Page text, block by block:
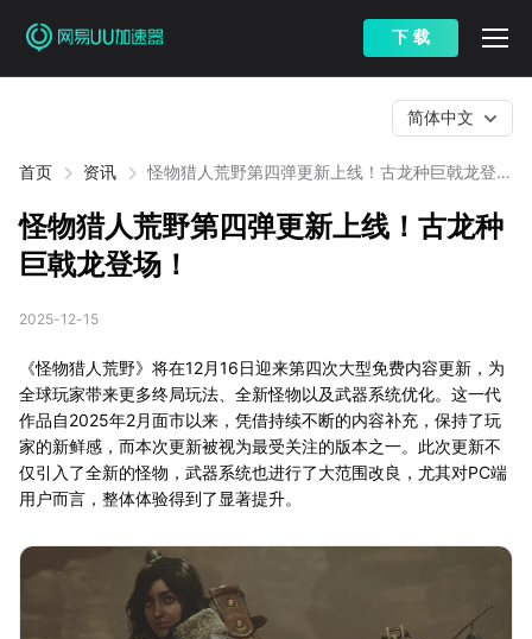
下 载
首页 资讯
怪物猎人荒野第四弹更新上线！古龙种巨戟龙登
简体中文
怪物猎人荒野第四弹更新上线！古龙种
巨戟龙登场！
2025-12-15
《怪物猎人荒野》将在12月16日迎来第四次大型免费内容更新，为
全球玩家带来更多终局玩法、全新怪物以及武器系统优化。这一代
作品自2025年2月面市以来，凭借持续不断的内容补充，保持了玩
家的新鲜感，而本次更新被视为最受关注的版本之一。此次更新不
仅引入了全新的怪物，武器系统也进行了大范围改良，尤其对PC端
用户而言，整体体验得到了显著提升。